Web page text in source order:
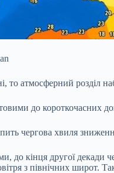
то атмосферний розділ
до короткочасних
чергова хвиля
до кінця другої
з північних широт.